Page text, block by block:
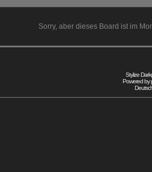
Sorry, aber dieses Board ist im
Stylize
Powered by